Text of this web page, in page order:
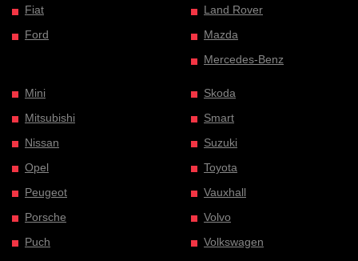
Fiat
Ford
Land Rover
Mazda
Mercedes-Benz
Mini
Mitsubishi
Nissan
Opel
Peugeot
Porsche
Puch
Skoda
Smart
Suzuki
Toyota
Vauxhall
Volvo
Volkswagen